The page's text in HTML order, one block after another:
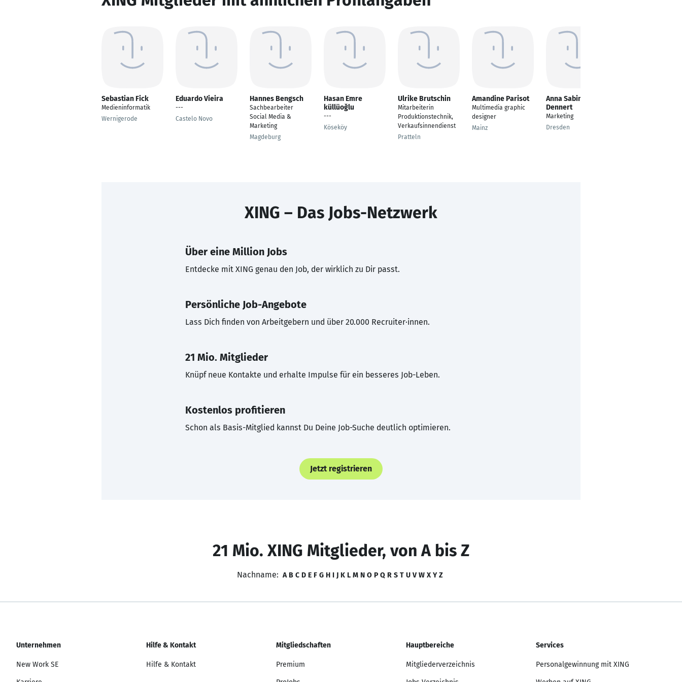
Sebastian Fick
Medieninformatik
Wernigerode
Eduardo Vieira
---
Castelo Novo
Hannes Bengsch
Sachbearbeiter
Social Media &
Marketing
Magdeburg
Hasan Emre
küllüoğlu
---
Köseköy
Ulrike Brutschin
Mitarbeiterin
Produktionstechnik,
Verkaufsinnendienst
Pratteln
Amandine Parisot
Multimedia graphic
designer
Mainz
Anna Sabine
Dennert
Marketing
Dresden
XING – Das Jobs-Netzwerk
Über eine Million Jobs
Entdecke mit XING genau den Job, der wirklich zu Dir passt.
Persönliche Job-Angebote
Lass Dich finden von Arbeitgebern und über 20.000 Recruiter·innen.
21 Mio. Mitglieder
Knüpf neue Kontakte und erhalte Impulse für ein besseres Job-Leben.
Kostenlos profitieren
Schon als Basis-Mitglied kannst Du Deine Job-Suche deutlich optimieren.
Jetzt registrieren
21 Mio. XING Mitglieder, von A bis Z
Nachname: A B C D E F G H I J K L M N O P Q R S T U V W X Y Z
Unternehmen
New Work SE
Hilfe & Kontakt
Hilfe & Kontakt
Mitgliedschaften
Premium
Hauptbereiche
Mitgliederverzeichnis
Services
Personalgewinnung mit XING